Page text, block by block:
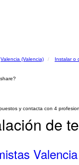
Valencia (Valencia) Instalar o
y contacta con 4
de